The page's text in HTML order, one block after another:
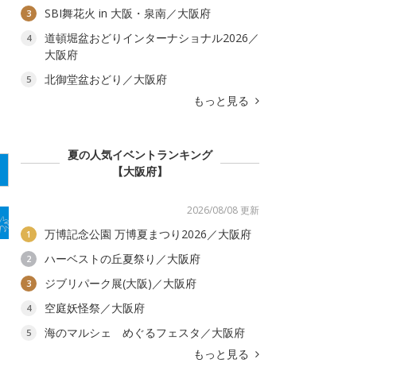
3 SBI舞花火 in 大阪・泉南／大阪府
4
道頓堀盆おどりインターナショナル2026／
大阪府
5
北御堂盆おどり／大阪府
もっと見る
夏の人気イベントランキング
【大阪府】
2026/08/08 更新
1 万博記念公園 万博夏まつり2026／大阪府
2 ハーベストの丘夏祭り／大阪府
3 ジブリパーク展(大阪)／大阪府
4 空庭妖怪祭／大阪府
5
海のマルシェ めぐるフェスタ／大阪府
もっと見る